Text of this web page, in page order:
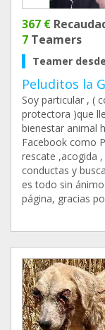
367 €
7 Teamers
Teamer
Peluditos la
Soy particular , (
protectora )que
bienestar animal
Facebook como
rescate ,acogida
conductas y
es todo sin
página, gracias